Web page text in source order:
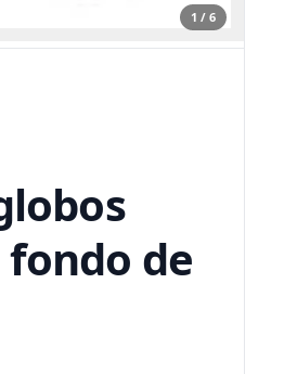
1 / 6
de